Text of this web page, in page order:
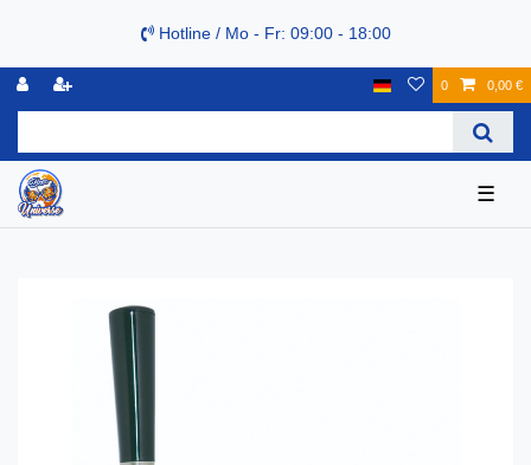
Hotline / Mo - Fr: 09:00 - 18:00
0 0,00 €
☰